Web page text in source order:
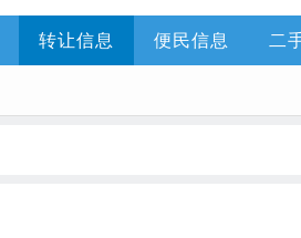
转让信息 便民信息 二